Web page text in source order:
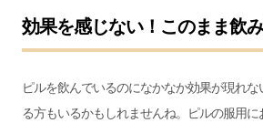
効果を感じない！このまま飲
ピルを飲んでいるのになかなか効果が現れ
る方もいるかもしれませんね。ピルの服用